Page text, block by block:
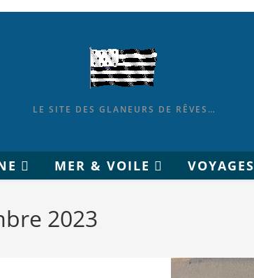
LE SITE DES GLANEURS DE RÊVES…
MER & VOILE VOYAGES
2023